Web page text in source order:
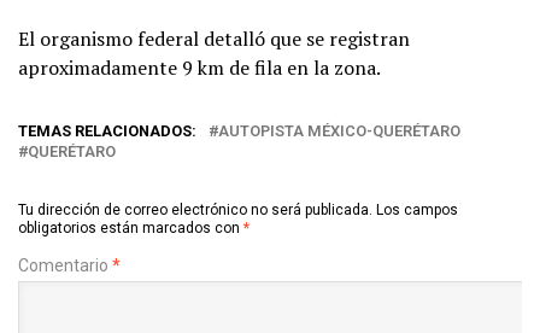
El organismo federal detalló que se registran
aproximadamente 9 km de fila en la zona.
TEMAS RELACIONADOS:
AUTOPISTA MÉXICO-QUERÉTARO
QUERÉTARO
Tu dirección de correo electrónico no será publicada. Los campos
obligatorios están marcados con *
Comentario *